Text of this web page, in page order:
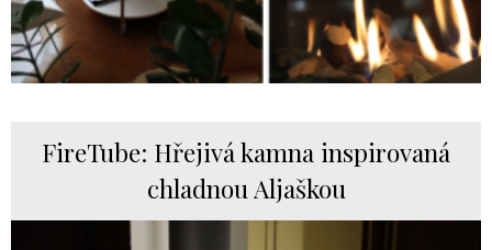
FireTube: Hřejivá kamna inspirovaná
chladnou Aljaškou